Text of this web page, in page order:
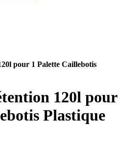
pour 1 Palette Caillebotis
120l pour
Plastique